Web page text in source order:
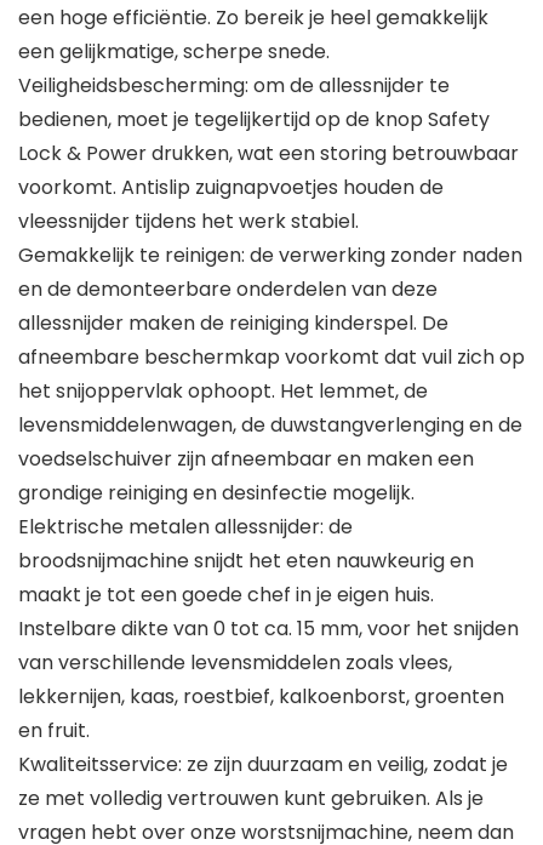
een hoge efficiëntie. Zo bereik je heel gemakkelijk
een gelijkmatige, scherpe snede.
Veiligheidsbescherming: om de allessnijder te
bedienen, moet je tegelijkertijd op de knop Safety
Lock & Power drukken, wat een storing betrouwbaar
voorkomt. Antislip zuignapvoetjes houden de
vleessnijder tijdens het werk stabiel.
Gemakkelijk te reinigen: de verwerking zonder naden
en de demonteerbare onderdelen van deze
allessnijder maken de reiniging kinderspel. De
afneembare beschermkap voorkomt dat vuil zich op
het snijoppervlak ophoopt. Het lemmet, de
levensmiddelenwagen, de duwstangverlenging en de
voedselschuiver zijn afneembaar en maken een
grondige reiniging en desinfectie mogelijk.
Elektrische metalen allessnijder: de
broodsnijmachine snijdt het eten nauwkeurig en
maakt je tot een goede chef in je eigen huis.
Instelbare dikte van 0 tot ca. 15 mm, voor het snijden
van verschillende levensmiddelen zoals vlees,
lekkernijen, kaas, roestbief, kalkoenborst, groenten
en fruit.
Kwaliteitsservice: ze zijn duurzaam en veilig, zodat je
ze met volledig vertrouwen kunt gebruiken. Als je
vragen hebt over onze worstsnijmachine, neem dan